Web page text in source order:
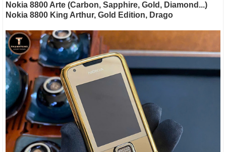
Nokia 8800 Arte (Carbon, Sapphire, Gold, Diamond...)
Nokia 8800 King Arthur, Gold Edition, Drago